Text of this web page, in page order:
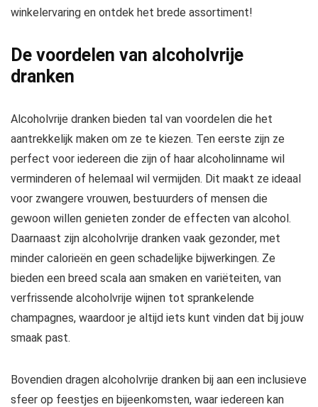
winkelervaring en ontdek het brede assortiment!
De voordelen van alcoholvrije
dranken
Alcoholvrije dranken bieden tal van voordelen die het
aantrekkelijk maken om ze te kiezen. Ten eerste zijn ze
perfect voor iedereen die zijn of haar alcoholinname wil
verminderen of helemaal wil vermijden. Dit maakt ze ideaal
voor zwangere vrouwen, bestuurders of mensen die
gewoon willen genieten zonder de effecten van alcohol.
Daarnaast zijn alcoholvrije dranken vaak gezonder, met
minder calorieën en geen schadelijke bijwerkingen. Ze
bieden een breed scala aan smaken en variëteiten, van
verfrissende alcoholvrije wijnen tot sprankelende
champagnes, waardoor je altijd iets kunt vinden dat bij jouw
smaak past.
Bovendien dragen alcoholvrije dranken bij aan een inclusieve
sfeer op feestjes en bijeenkomsten, waar iedereen kan